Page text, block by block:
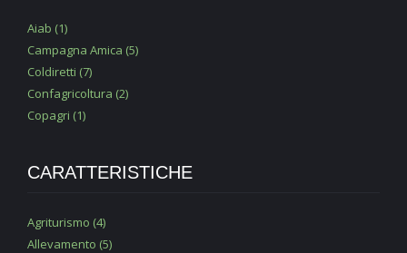
Aiab (1)
Campagna Amica (5)
Coldiretti (7)
Confagricoltura (2)
Copagri (1)
CARATTERISTICHE
Agriturismo (4)
Allevamento (5)